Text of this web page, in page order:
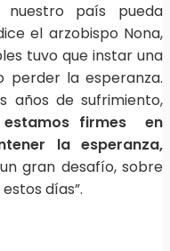
nuestro país pueda
el arzobispo Nona,
tuvo que instar una
perder la esperanza.
años de sufrimiento,
estamos firmes en
la esperanza,
gran desafío, sobre
días”.